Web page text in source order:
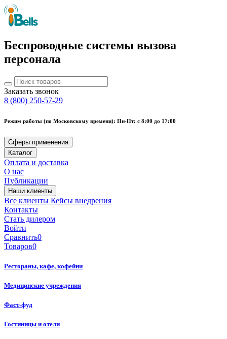
Беспроводные системы вызова
персонала
Заказать звонок
8 (800) 250-57-29
Режим работы (по Московскому времени): Пн-Пт: с 8:00 до 17:00
Сферы применения
Каталог
Оплата и доставка
О нас
Публикации
Наши клиенты
Все клиенты Кейсы внедрения
Контакты
Стать дилером
Войти
Сравнить0
Товаров0
Рестораны, кафе, кофейни
Медицинские учреждения
Фаст-фуд
Гостиницы и отели